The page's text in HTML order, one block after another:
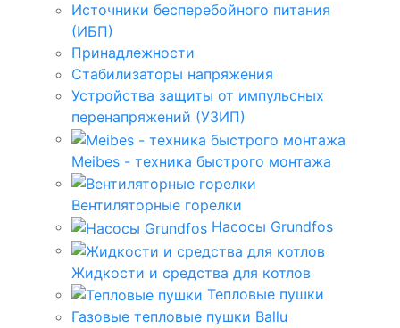
Источники бесперебойного питания
(ИБП)
Принадлежности
Стабилизаторы напряжения
Устройства защиты от импульсных
перенапряжений (УЗИП)
Meibes - техника быстрого монтажа
Вентиляторные горелки
Насосы Grundfos
Жидкости и средства для котлов
Тепловые пушки
Газовые тепловые пушки Ballu